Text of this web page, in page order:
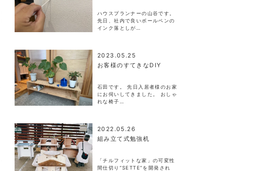
ハウスプランナーの山谷です。
先日、社内で良いボールペンの
インク落としが…
2023.05.25
お客様のすてきなDIY
石田です。 先日入居者様のお家
にお伺いしてきました。 おしゃ
れな椅子…
2022.05.26
組み立て式勉強机
「チルフィットな家」の可変性
間仕切り”SETTE”を開発され